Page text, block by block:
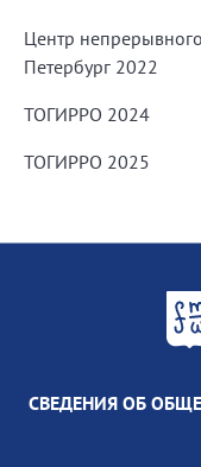
Центр
Петербург 2022
ТОГИРРО 2024
ТОГИРРО 2025
СВЕДЕНИЯ ОБ